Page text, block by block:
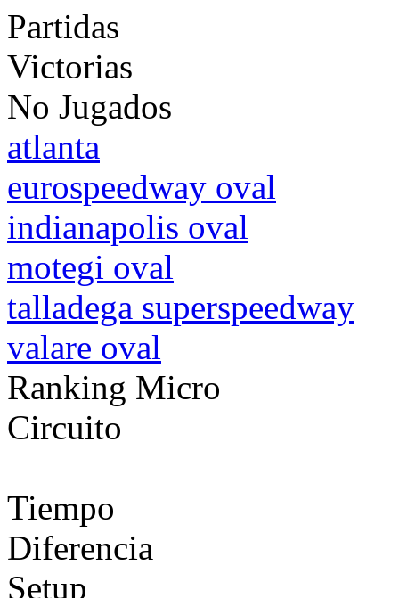
Partidas
Victorias
No Jugados
atlanta
eurospeedway oval
indianapolis oval
motegi oval
talladega superspeedway
valare oval
Ranking Micro
Circuito
Tiempo
Diferencia
Setup